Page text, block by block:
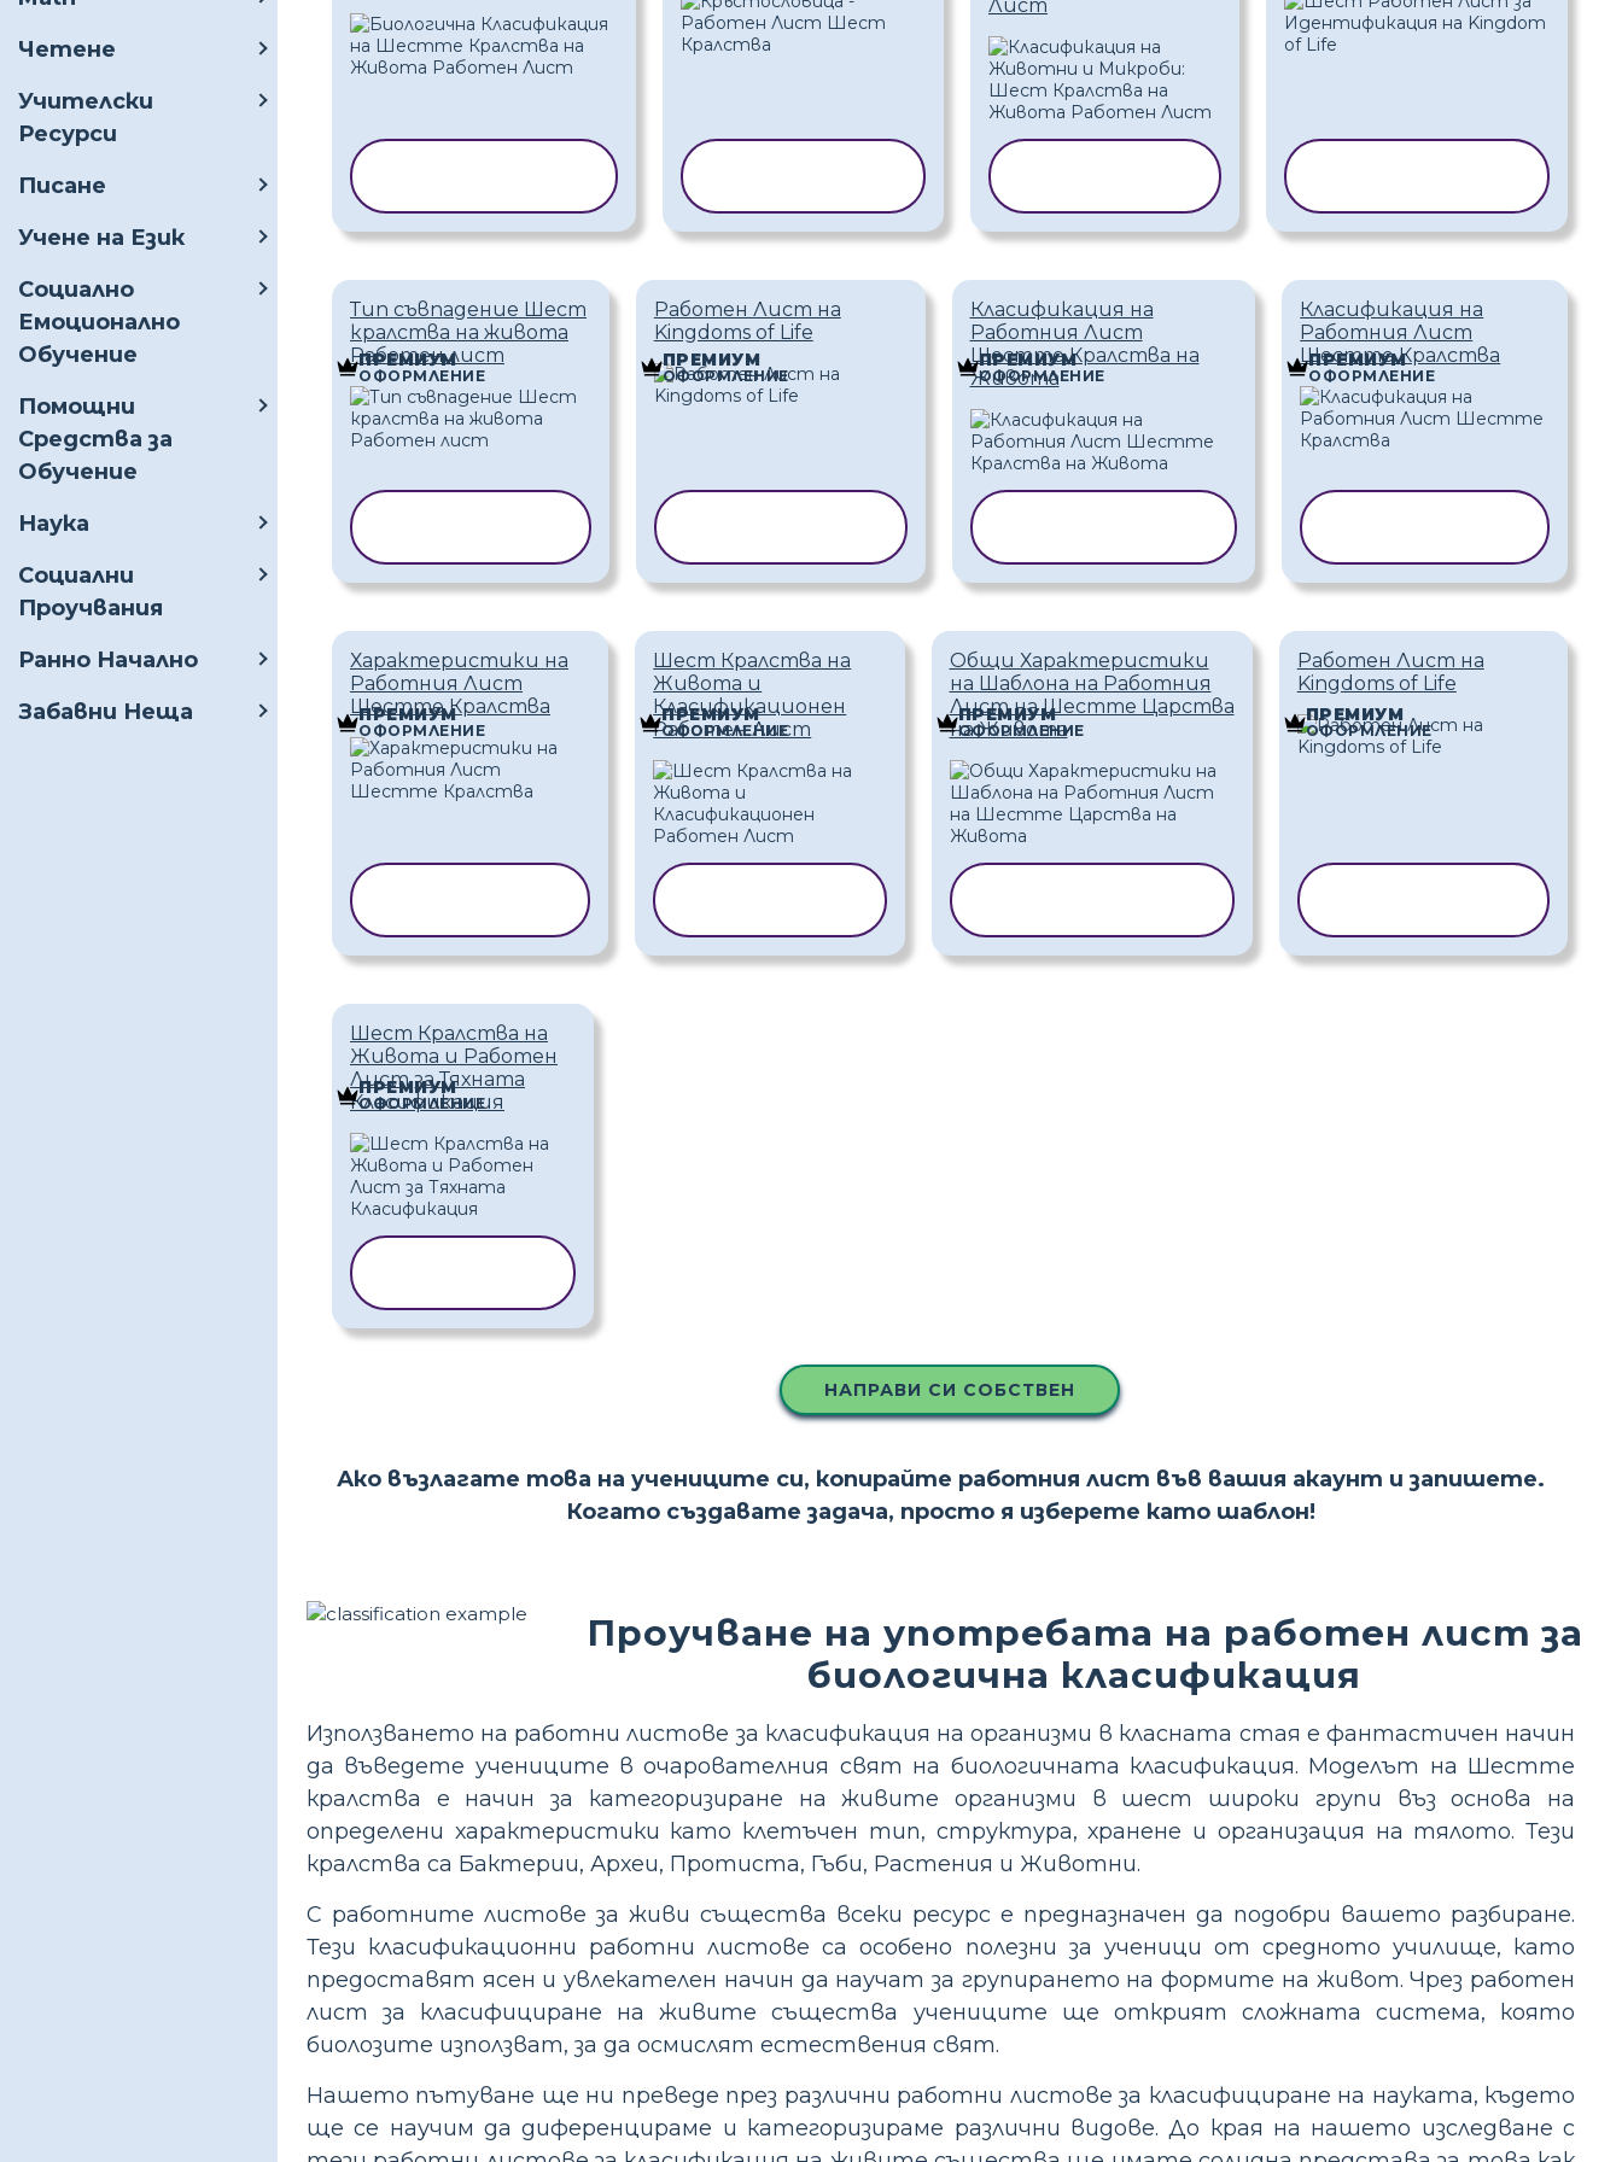
Четене
Учителски
Ресурси
Писане
Учене на Език
Социално
Емоционално
Обучение
Помощни
Средства за
Обучение
Наука
Социални
Проучвания
Ранно Начално
Забавни Неща
Лист
Тип съвпадение Шест
кралства на живота
Работен лист
ПРЕМИУМ
ОФОРМЛЕНИЕ
Работен Лист на
Kingdoms of Life
ПРЕМИУМ
ОФОРМЛЕНИЕ
Класификация на
Работния Лист
Шестте Кралства на
Живота
ПРЕМИУМ
ОФОРМЛЕНИЕ
Класификация на
Работния Лист
Шестте Кралства
ПРЕМИУМ
ОФОРМЛЕНИЕ
Характеристики на
Работния Лист
Шестте Кралства
ПРЕМИУМ
ОФОРМЛЕНИЕ
Шест Кралства на
Живота и
Класификационен
Работен Лист
ПРЕМИУМ
ОФОРМЛЕНИЕ
Общи Характеристики
на Шаблона на Работния
Лист на Шестте Царства
на Живота
ПРЕМИУМ
ОФОРМЛЕНИЕ
Работен Лист на
Kingdoms of Life
ПРЕМИУМ
ОФОРМЛЕНИЕ
Шест Кралства на
Живота и Работен
Лист за Тяхната
Класификация
ПРЕМИУМ
ОФОРМЛЕНИЕ
НАПРАВИ СИ СОБСТВЕН
Ако възлагате това на учениците си, копирайте работния лист във вашия акаунт и запишете.
Когато създавате задача, просто я изберете като шаблон!
Проучване на употребата на работен лист за
биологична класификация
Използването на работни листове за класификация на организми в класната стая е фантастичен начин
да въведете учениците в очарователния свят на биологичната класификация. Моделът на Шестте
кралства е начин за категоризиране на живите организми в шест широки групи въз основа на
определени характеристики като клетъчен тип, структура, хранене и организация на тялото. Тези
кралства са Бактерии, Археи, Протиста, Гъби, Растения и Животни.
С работните листове за живи същества всеки ресурс е предназначен да подобри вашето разбиране.
Тези класификационни работни листове са особено полезни за ученици от средното училище, като
предоставят ясен и увлекателен начин да научат за групирането на формите на живот. Чрез работен
лист за класифициране на живите същества учениците ще открият сложната система, която
биолозите използват, за да осмислят естествения свят.
Нашето пътуване ще ни преведе през различни работни листове за класифициране на науката, където
ще се научим да диференцираме и категоризираме различни видове. До края на нашето изследване с